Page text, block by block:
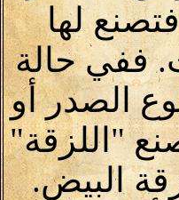
لها
ففي حالة
الصدر أو
"اللزقة"
البيض.